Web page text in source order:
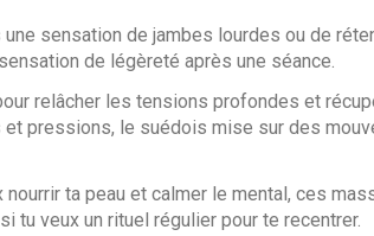
sensation de jambes lourdes ou de
de légèreté après une séance.
relâcher les tensions profondes et
pressions, le suédois mise sur des
ta peau et calmer le mental, ces
tu veux un rituel régulier pour te recentrer.